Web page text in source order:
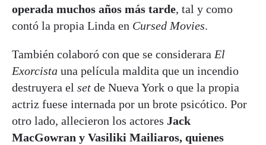
operada muchos años más tarde, tal y como
contó la propia Linda en Cursed Movies.
También colaboró con que se considerara El
Exorcista una película maldita que un incendio
destruyera el set de Nueva York o que la propia
actriz fuese internada por un brote psicótico. Por
otro lado, allecieron los actores Jack
MacGowran y Vasiliki Mailiaros, quienes